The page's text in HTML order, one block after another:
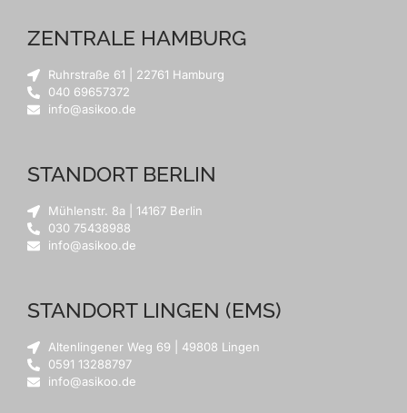
ZENTRALE HAMBURG
Ruhrstraße 61 | 22761 Hamburg
040 69657372
info@asikoo.de
STANDORT BERLIN
Mühlenstr. 8a | 14167 Berlin
030 75438988
info@asikoo.de
STANDORT LINGEN (EMS)
Altenlingener Weg 69 | 49808 Lingen
0591 13288797
info@asikoo.de